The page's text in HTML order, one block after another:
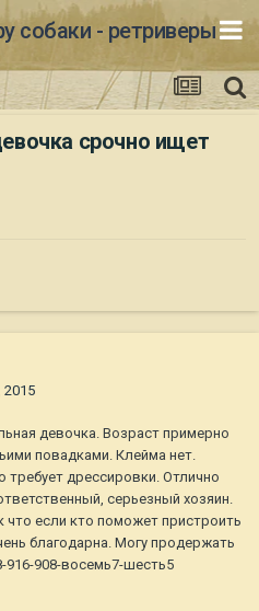
собаки - ретриверы
срочно ищет
2015
девочка. Возраст примерно
повадками. Клейма нет.
требует дрессировки. Отлично
серьезный хозяин.
если кто поможет пристроить
благодарна. Могу продержать
916-908-восемь7-шесть5